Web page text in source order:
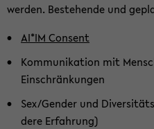
wer­den. Be­stehen­de und
AI*IM Con­sent
Kom­mu­ni­ka­ti­on mit
Ein­schrän­kun­gen
Sex/Gen­der und
de­re Er­fah­rung)